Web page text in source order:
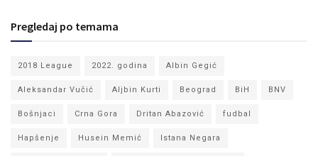
Pregledaj po temama
2018 League 2022. godina Albin Gegić
Aleksandar Vučić Aljbin Kurti Beograd BiH BNV
Bošnjaci Crna Gora Dritan Abazović fudbal
Hapšenje Husein Memić Istana Negara